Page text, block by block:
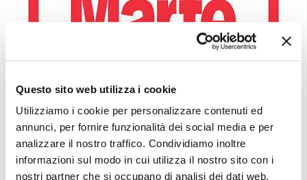
Questo sito web utilizza i cookie
Utilizziamo i cookie per personalizzare contenuti ed
annunci, per fornire funzionalità dei social media e per
analizzare il nostro traffico. Condividiamo inoltre
informazioni sul modo in cui utilizza il nostro sito con i
nostri partner che si occupano di analisi dei dati web,
MINISTRO PIANTEDOSI A POZZUOLI